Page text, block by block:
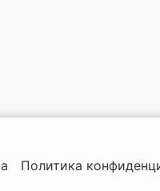
Политика